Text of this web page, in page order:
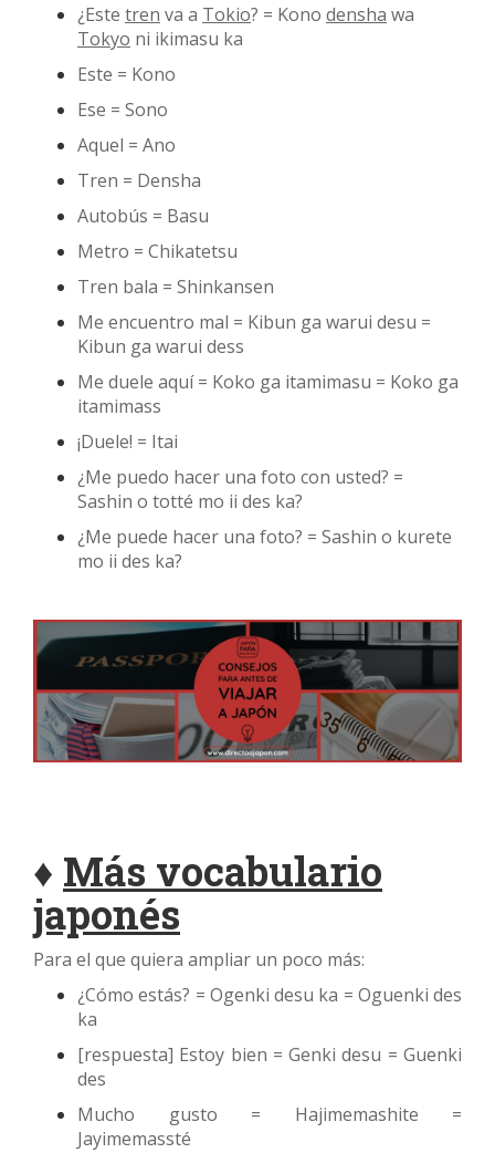
¿Este tren va a Tokio? = Kono densha wa
Tokyo ni ikimasu ka
Este = Kono
Ese = Sono
Aquel = Ano
Tren = Densha
Autobús = Basu
Metro = Chikatetsu
Tren bala = Shinkansen
Me encuentro mal = Kibun ga warui desu =
Kibun ga warui dess
Me duele aquí = Koko ga itamimasu = Koko ga
itamimass
¡Duele! = Itai
¿Me puedo hacer una foto con usted? =
Sashin o totté mo ii des ka?
¿Me puede hacer una foto? = Sashin o kurete
mo ii des ka?
♦ Más vocabulario
japonés
Para el que quiera ampliar un poco más:
¿Cómo estás? = Ogenki desu ka = Oguenki des
ka
[respuesta] Estoy bien = Genki desu = Guenki
des
Mucho gusto = Hajimemashite =
Jayimemassté